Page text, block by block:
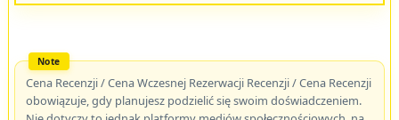
Cena Recenzji / Cena Wczesnej Rezerwacji Recenzji / Cena Recenzji
obowiązuje, gdy planujesz podzielić się swoim doświadczeniem.